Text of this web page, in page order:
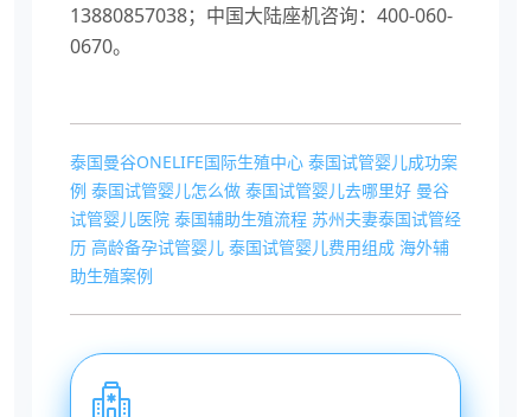
13880857038；中国大陆座机咨询：400-060-
0670。
泰国曼谷ONELIFE国际生殖中心 泰国试管婴儿成功案
例 泰国试管婴儿怎么做 泰国试管婴儿去哪里好 曼谷
试管婴儿医院 泰国辅助生殖流程 苏州夫妻泰国试管经
历 高龄备孕试管婴儿 泰国试管婴儿费用组成 海外辅
助生殖案例